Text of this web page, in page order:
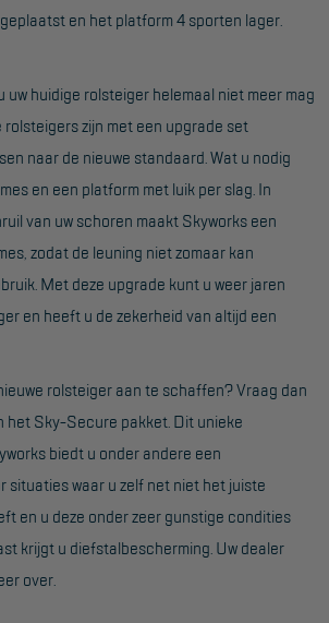
en het platform 4 sporten lager.
huidige rolsteiger helemaal niet meer mag
zijn met een upgrade set
naar de nieuwe standaard. Wat u nodig
en een platform met luik per slag. In
van uw schoren maakt Skyworks een
zodat de leuning niet zomaar kan
Met deze upgrade kunt u weer jaren
en heeft u de zekerheid van altijd een
rolsteiger aan te schaffen? Vraag dan
het Sky-Secure pakket. Dit unieke
biedt u onder andere een
situaties waar u zelf net niet het juiste
en u deze onder zeer gunstige condities
krijgt u diefstalbescherming. Uw dealer
over.